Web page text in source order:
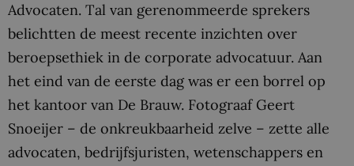
Advocaten. Tal van gerenommeerde sprekers
belichtten de meest recente inzichten over
beroepsethiek in de corporate advocatuur. Aan
het eind van de eerste dag was er een borrel op
het kantoor van De Brauw. Fotograaf Geert
Snoeijer – de onkreukbaarheid zelve – zette alle
advocaten, bedrijfsjuristen, wetenschappers en